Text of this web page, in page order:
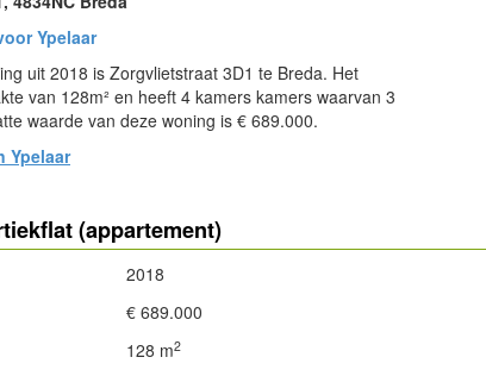
Ypelaar
uit 2018 is Zorgvlietstraat 3D1 te Breda. Het
van 128m² en heeft 4 kamers kamers waarvan 3
waarde van deze woning is € 689.000.
Ypelaar
(appartement)
2018
€ 689.000
128 m2